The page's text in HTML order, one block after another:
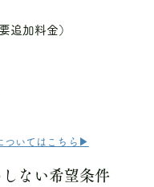
追加料金）
ついてはこちら▶
ない希望条件